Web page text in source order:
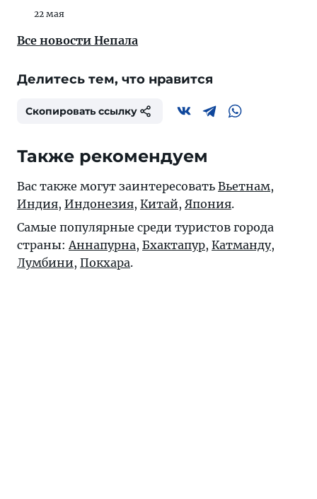
22 мая
Все новости Непала
Делитесь тем, что нравится
Скопировать ссылку
Также рекомендуем
Вас также могут заинтересовать Вьетнам,
Индия, Индонезия, Китай, Япония.
Самые популярные среди туристов города
страны:Аннапурна, Бхактапур, Катманду,
Лумбини, Покхара.